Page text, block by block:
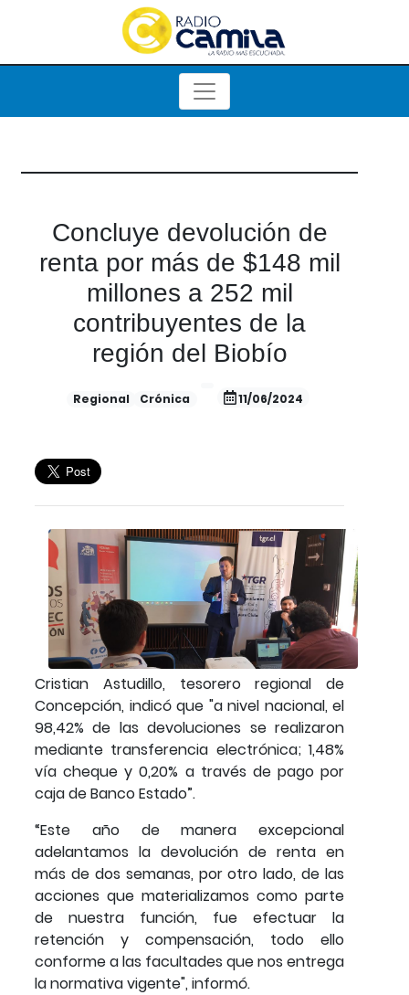
Concluye devolución de
renta por más de $148 mil
millones a 252 mil
contribuyentes de la
región del Biobío
Regional Crónica 11/06/2024
Cristian Astudillo, tesorero regional de
Concepción, indicó que "a nivel nacional, el
98,42% de las devoluciones se realizaron
mediante transferencia electrónica; 1,48%
vía cheque y 0,20% a través de pago por
caja de Banco Estado”.
“Este año de manera excepcional
adelantamos la devolución de renta en
más de dos semanas, por otro lado, de las
acciones que materializamos como parte
de nuestra función, fue efectuar la
retención y compensación, todo ello
conforme a las facultades que nos entrega
la normativa vigente", informó.